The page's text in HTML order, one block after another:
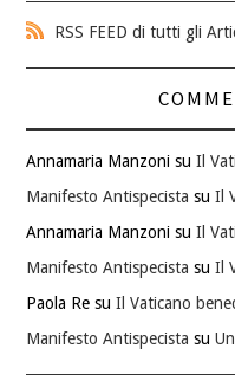
RSS FEED di tutti gli
Annamaria Manzoni suIl
Manifesto Antispecista suIl
Annamaria Manzoni suIl
Manifesto Antispecista suIl
Paola Re suIl Vaticano
Manifesto Antispecista su